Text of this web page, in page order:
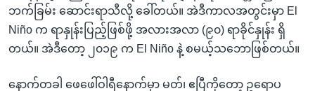
ဘက်ခြမ်း ဆောင်းရာသီလို့ ခေါ်တယ်။ အဲဒီကာလအတွင်းမှာ El
Niño က ရာနှုန်းပြည့်ဖြစ်ဖို့ အလားအလာ (၉၀) ရာခိုင်နှုန်း ရှိ
တယ်။ အဲဒီတော့ ၂၀၁၉ က El Niño နဲ့ စမယ့်သဘောဖြစ်တယ်။
နောက်တခါ ဖေဖေါ်ဝါရီနောက်မှာ မတ်၊ ဧပြီကိုတော့ ဥရောပ